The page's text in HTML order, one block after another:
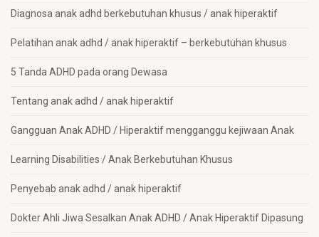
Diagnosa anak adhd berkebutuhan khusus / anak hiperaktif
Pelatihan anak adhd / anak hiperaktif – berkebutuhan khusus
5 Tanda ADHD pada orang Dewasa
Tentang anak adhd / anak hiperaktif
Gangguan Anak ADHD / Hiperaktif mengganggu kejiwaan Anak
Learning Disabilities / Anak Berkebutuhan Khusus
Penyebab anak adhd / anak hiperaktif
Dokter Ahli Jiwa Sesalkan Anak ADHD / Anak Hiperaktif Dipasung